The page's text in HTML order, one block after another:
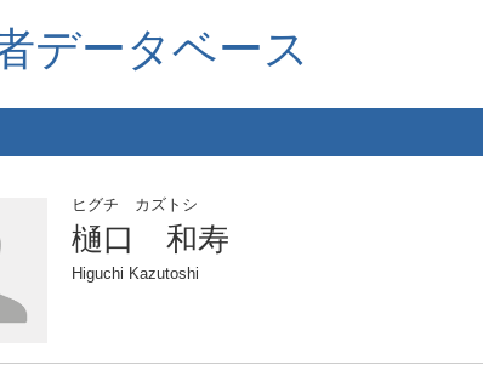
データベース
ヒグチ カズトシ
樋口 和寿
Higuchi Kazutoshi